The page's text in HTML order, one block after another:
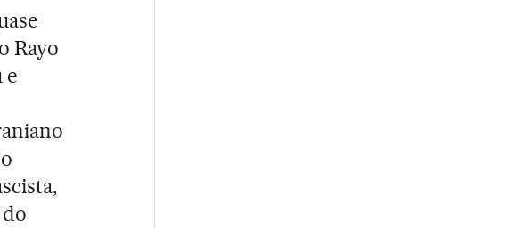
Rayo
e